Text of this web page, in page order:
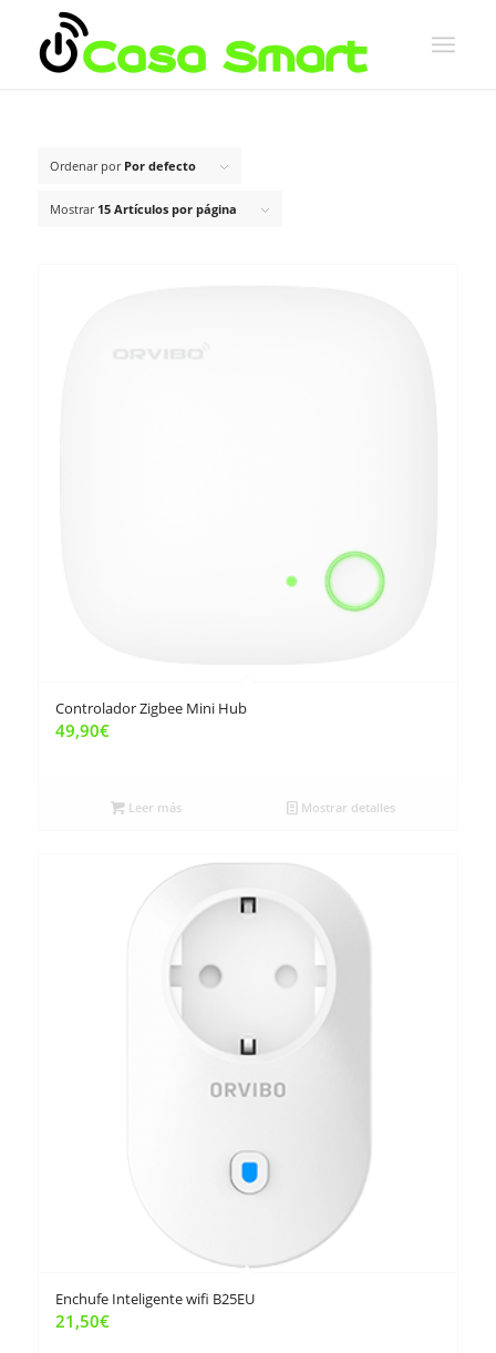
Ordenar por Por defecto
Mostrar 15 Artículos por página
Controlador Zigbee Mini Hub
49,90€
Leer más Mostrar detalles
Enchufe Inteligente wifi B25EU
21,50€